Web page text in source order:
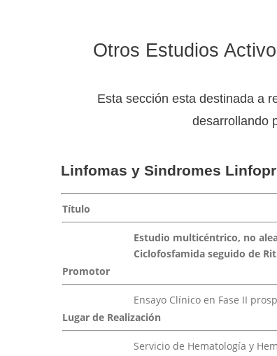
Otros Estudios
Esta sección esta destinada a
desarrollando
Linfomas y Sindromes
Título
Estudio multicéntrico, no
Ciclofosfamida seguido de
Promotor
Ensayo Clínico en Fase II
Lugar de Realización
Servicio de Hematología y